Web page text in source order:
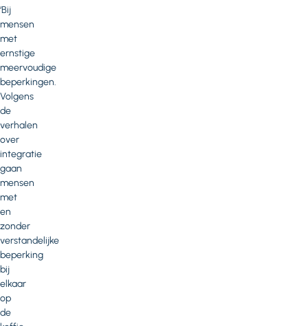
‘Bij
mensen
met
ernstige
meervoudige
beperkingen.
Volgens
de
verhalen
over
integratie
gaan
mensen
met
en
zonder
verstandelijke
beperking
bij
elkaar
op
de